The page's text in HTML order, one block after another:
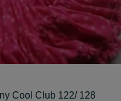
Cool Club 122/ 128